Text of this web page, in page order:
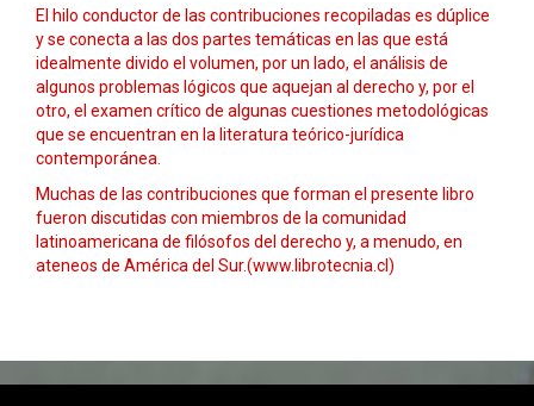
El hilo conductor de las contribuciones recopiladas es dúplice
y se conecta a las dos partes temáticas en las que está
idealmente divido el volumen, por un lado, el análisis de
algunos problemas lógicos que aquejan al derecho y, por el
otro, el examen crítico de algunas cuestiones metodológicas
que se encuentran en la literatura teórico-jurídica
contemporánea.
Muchas de las contribuciones que forman el presente libro
fueron discutidas con miembros de la comunidad
latinoamericana de filósofos del derecho y, a menudo, en
ateneos de América del Sur.(www.librotecnia.cl)